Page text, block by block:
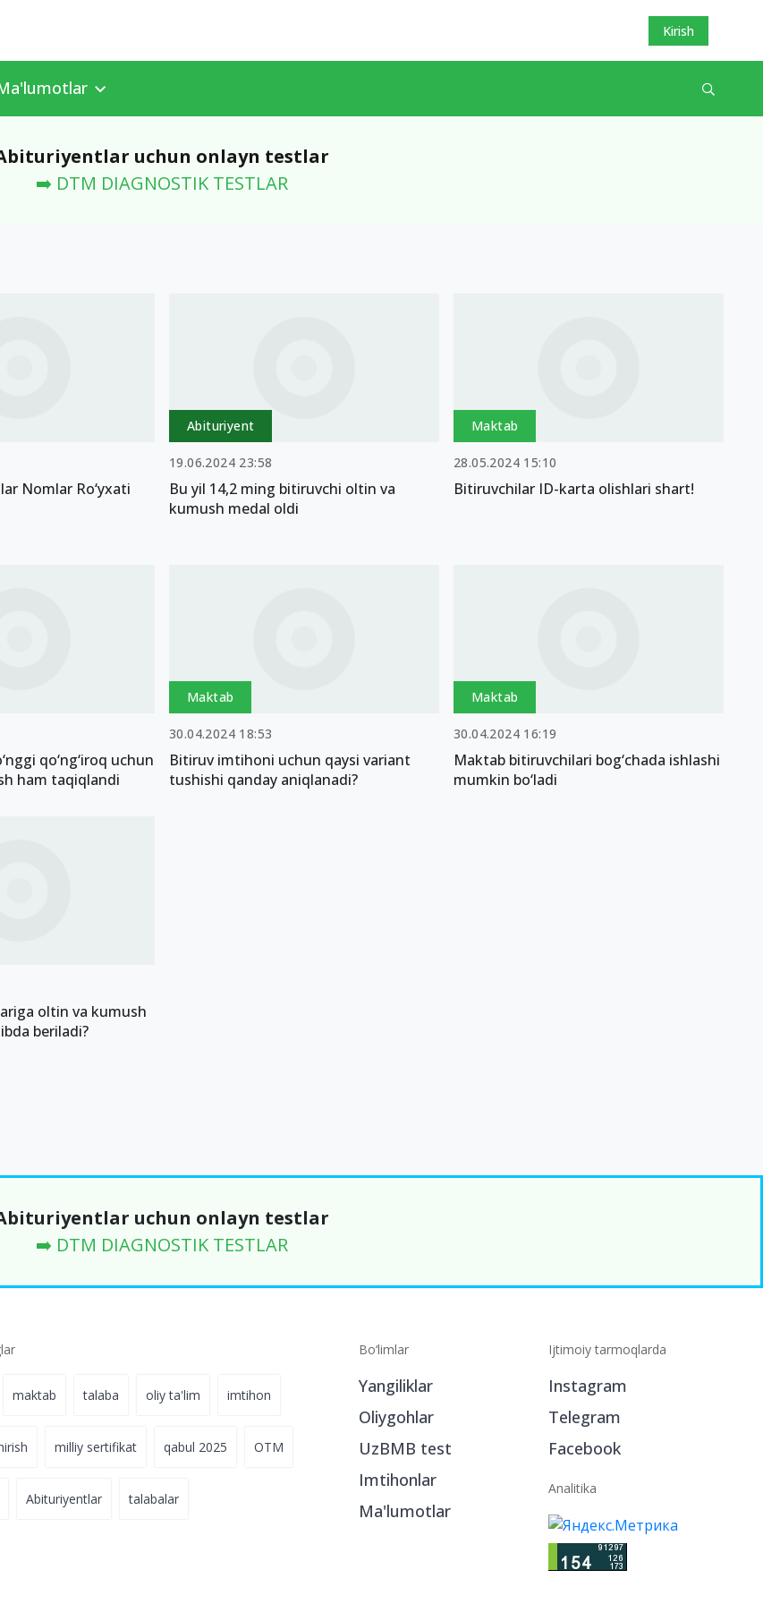
Kirish
uchun onlayn testlar
➡️ DTM DIAGNOSTIK TESTLAR
Nomlar Ro‘yxati
Abituriyent
19.06.2024 23:58
Bu yil 14,2 ming bitiruvchi oltin va
kumush medal oldi
Maktab
28.05.2024 15:10
Bitiruvchilar ID-karta olishlari shart!
qo‘ng‘iroq uchun
ham taqiqlandi
Maktab
30.04.2024 18:53
Bitiruv imtihoni uchun qaysi variant
tushishi qanday aniqlanadi?
Maktab
30.04.2024 16:19
Maktab bitiruvchilari bog‘chada ishlashi
mumkin bo‘ladi
oltin va kumush
beriladi?
uchun onlayn testlar
➡️ DTM DIAGNOSTIK TESTLAR
maktab talaba oliy ta'lim imtihon
milliy sertifikat qabul 2025 OTM
Abituriyentlar talabalar
Bo‘limlar
Yangiliklar
Oliygohlar
UzBMB test
Imtihonlar
Ma'lumotlar
Ijtimoiy tarmoqlarda
Instagram
Telegram
Facebook
Analitika